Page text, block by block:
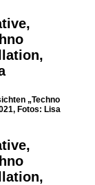
„Techno
Fotos: Lisa